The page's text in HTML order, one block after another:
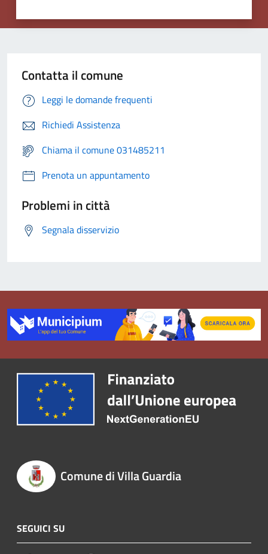
Contatta il comune
Leggi le domande frequenti
Richiedi Assistenza
Chiama il comune 031485211
Prenota un appuntamento
Problemi in città
Segnala disservizio
Comune di Villa Guardia
SEGUICI SU